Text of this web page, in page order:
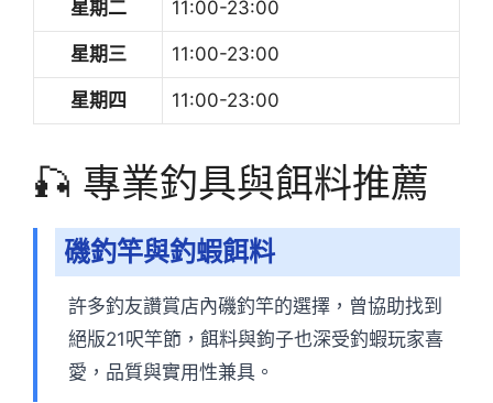
星期二 11:00-23:00
星期三 11:00-23:00
星期四 11:00-23:00
🎣 專業釣具與餌料推薦
磯釣竿與釣蝦餌料
許多釣友讚賞店內磯釣竿的選擇，曾協助找到
絕版21呎竿節，餌料與鉤子也深受釣蝦玩家喜
愛，品質與實用性兼具。